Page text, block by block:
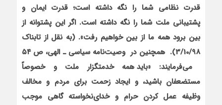
قدرت نظامی شما را نگه داشته است؛ قدرت ایمان و
پشتیبانی ملت شما را نگه داشته است. اگر این پشتوانه از
بین برود همه ما از بین خواهیم رفت». (به نقل از تابناک
3/10/98).
هم‏چنین در وصیت‌نامه سیاسی ـ الهی، ص ۵۴
می‌فرمایند:
«باید همه خدمتگزار ملت و خصوصاً
مستضعفان باشید، و ایجاد زحمت برای مردم و مخالف
وظیفه عمل کردن حرام و خدای‌نخواسته گاهی موجب